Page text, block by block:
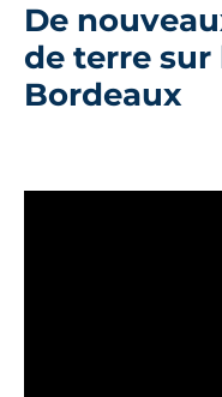
De
de terre
Bordeaux